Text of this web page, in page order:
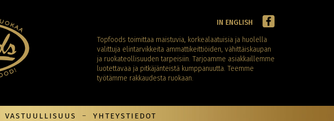
IN ENGLISH
Topfoods toimittaa maistuvia, korkealaatuisia ja huolella
valittuja elintarvikkeita ammattikeittiöiden, vähittäiskaupan
ja ruokateollisuuden tarpeisiin. Tarjoamme asiakkaillemme
luotettavaa ja pitkäjänteistä kumppanuutta. Teemme
työtämme rakkaudesta ruokaan.
VASTUULLISUUS YHTEYSTIEDOT